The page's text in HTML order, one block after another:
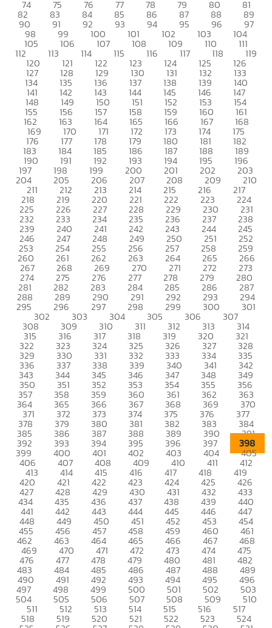
74 75 76 77 78 79 80 81
82 83 84 85 86 87 88 89
90 91 92 93 94 95 96 97
98 99 100 101 102 103 104
105 106 107 108 109 110 111
112 113 114 115 116 117 118 119
120 121 122 123 124 125 126
127 128 129 130 131 132 133
134 135 136 137 138 139 140
141 142 143 144 145 146 147
148 149 150 151 152 153 154
155 156 157 158 159 160 161
162 163 164 165 166 167 168
169 170 171 172 173 174 175
176 177 178 179 180 181 182
183 184 185 186 187 188 189
190 191 192 193 194 195 196
197 198 199 200 201 202 203
204 205 206 207 208 209 210
211 212 213 214 215 216 217
218 219 220 221 222 223 224
225 226 227 228 229 230 231
232 233 234 235 236 237 238
239 240 241 242 243 244 245
246 247 248 249 250 251 252
253 254 255 256 257 258 259
260 261 262 263 264 265 266
267 268 269 270 271 272 273
274 275 276 277 278 279 280
281 282 283 284 285 286 287
288 289 290 291 292 293 294
295 296 297 298 299 300 301
302 303 304 305 306 307
308 309 310 311 312 313 314
315 316 317 318 319 320 321
322 323 324 325 326 327 328
329 330 331 332 333 334 335
336 337 338 339 340 341 342
343 344 345 346 347 348 349
350 351 352 353 354 355 356
357 358 359 360 361 362 363
364 365 366 367 368 369 370
371 372 373 374 375 376 377
378 379 380 381 382 383 384
385 386 387 388 389 390 391
392 393 394 395 396 397 398
399 400 401 402 403 404 405
406 407 408 409 410 411 412
413 414 415 416 417 418 419
420 421 422 423 424 425 426
427 428 429 430 431 432 433
434 435 436 437 438 439 440
441 442 443 444 445 446 447
448 449 450 451 452 453 454
455 456 457 458 459 460 461
462 463 464 465 466 467 468
469 470 471 472 473 474 475
476 477 478 479 480 481 482
483 484 485 486 487 488 489
490 491 492 493 494 495 496
497 498 499 500 501 502 503
504 505 506 507 508 509 510
511 512 513 514 515 516 517
518 519 520 521 522 523 524